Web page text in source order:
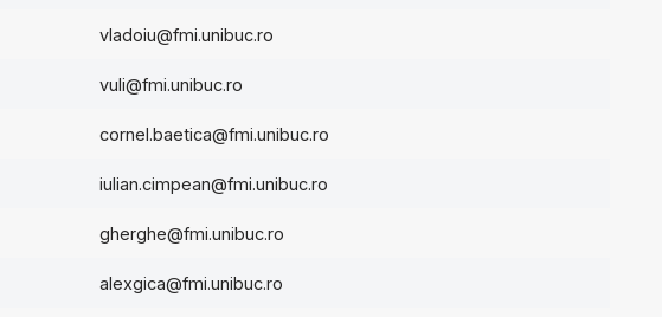
vladoiu@fmi.unibuc.ro
vuli@fmi.unibuc.ro
cornel.baetica@fmi.unibuc.ro
iulian.cimpean@fmi.unibuc.ro
gherghe@fmi.unibuc.ro
alexgica@fmi.unibuc.ro